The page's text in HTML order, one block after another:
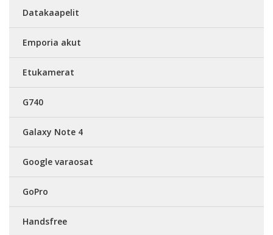
Datakaapelit
Emporia akut
Etukamerat
G740
Galaxy Note 4
Google varaosat
GoPro
Handsfree